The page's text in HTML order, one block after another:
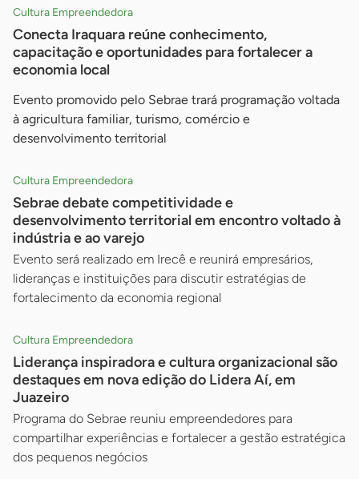
Cultura Empreendedora
Conecta Iraquara reúne conhecimento,
capacitação e oportunidades para fortalecer a
economia local
Evento promovido pelo Sebrae trará programação voltada
à agricultura familiar, turismo, comércio e
desenvolvimento territorial
Cultura Empreendedora
Sebrae debate competitividade e
desenvolvimento territorial em encontro voltado à
indústria e ao varejo
Evento será realizado em Irecê e reunirá empresários,
lideranças e instituições para discutir estratégias de
fortalecimento da economia regional
Cultura Empreendedora
Liderança inspiradora e cultura organizacional são
destaques em nova edição do Lidera Aí, em
Juazeiro
Programa do Sebrae reuniu empreendedores para
compartilhar experiências e fortalecer a gestão estratégica
dos pequenos negócios